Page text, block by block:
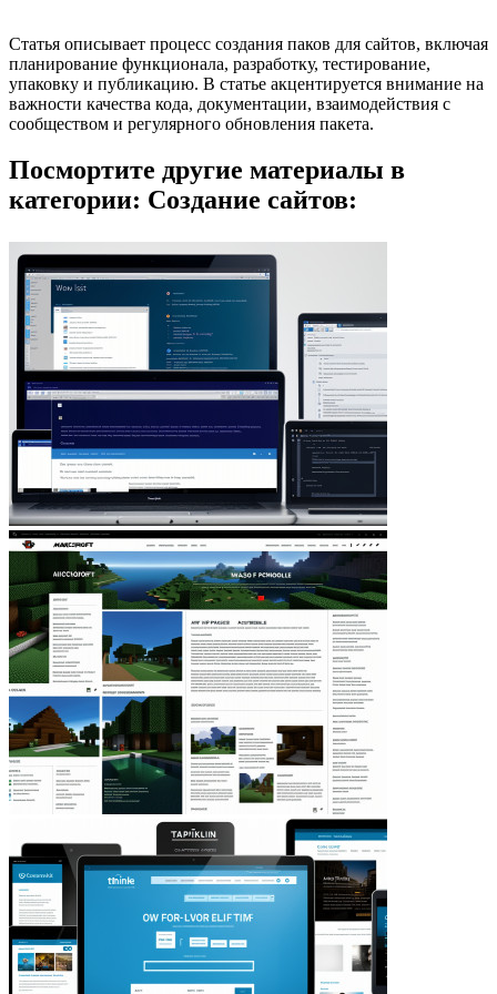
Статья описывает процесс создания паков для сайтов, включая
планирование функционала, разработку, тестирование,
упаковку и публикацию. В статье акцентируется внимание на
важности качества кода, документации, взаимодействия с
сообществом и регулярного обновления пакета.
Посмортите другие материалы в
категории: Создание сайтов: